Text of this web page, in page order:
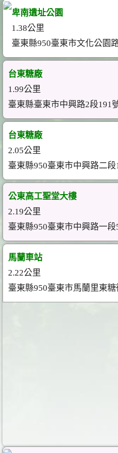
卑南遺址公園
1.38公里
臺東縣950臺東市文化公園
台東糖廠
1.99公里
臺東縣臺東市中興路2段191
台東糖廠
2.05公里
臺東縣950臺東市中興路二段
公東高工聖堂大樓
2.19公里
臺東縣950臺東市中興路一
馬蘭車站
2.22公里
臺東縣950臺東市馬蘭里東糖